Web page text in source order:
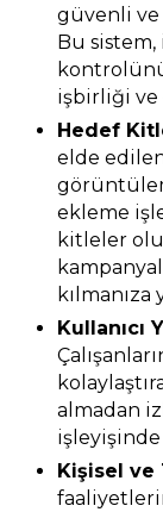
güvenli
Bu sistem,
işbirliği ve
Hedef
elde
ekleme
kitleler
kılmanıza
Kullanıcı
almadan
Kişisel ve